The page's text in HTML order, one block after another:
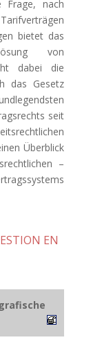
Frage, nach
bietet das
von
dabei die
das Gesetz
seit
Überblick
–
EN